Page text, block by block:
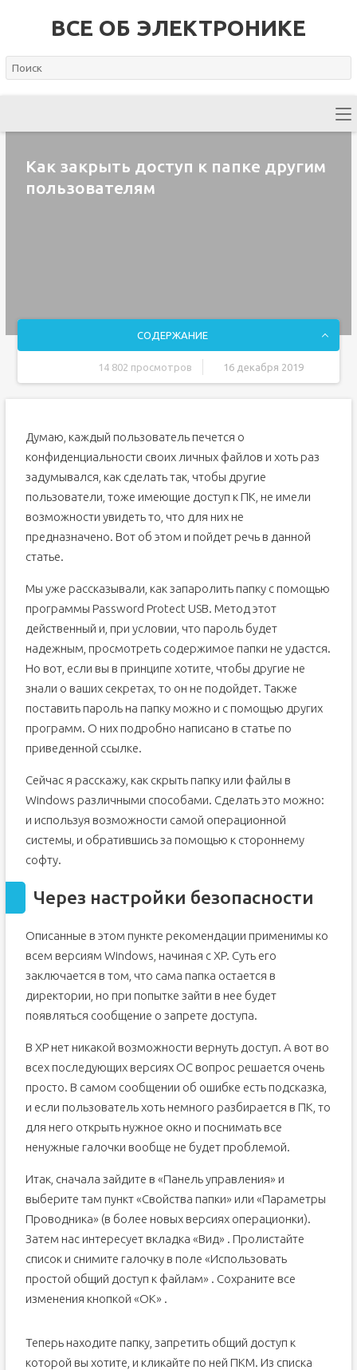
ВСЕ ОБ ЭЛЕКТРОНИКЕ
Как закрыть доступ к папке другим
пользователям
СОДЕРЖАНИЕ
14 802 просмотров 16 декабря 2019
С помощью программ
Anvide Seal Folder
DeEgger Embedder
Ограничение доступа к файлам и папкам встроенными
средствами Windows.
Изменение прав доступа групп [запрет]:
Думаю, каждый пользователь печется о
конфиденциальности своих личных файлов и хоть раз
задумывался, как сделать так, чтобы другие
пользователи, тоже имеющие доступ к ПК, не имели
возможности увидеть то, что для них не
предназначено. Вот об этом и пойдет речь в данной
статье.
Мы уже рассказывали, как запаролить папку с помощью
программы Password Protect USB. Метод этот
действенный и, при условии, что пароль будет
надежным, просмотреть содержимое папки не удастся.
Но вот, если вы в принципе хотите, чтобы другие не
знали о ваших секретах, то он не подойдет. Также
поставить пароль на папку можно и с помощью других
программ. О них подробно написано в статье по
приведенной ссылке.
Сейчас я расскажу, как скрыть папку или файлы в
Windows различными способами. Сделать это можно:
и используя возможности самой операционной
системы, и обратившись за помощью к стороннему
софту.
Через настройки безопасности
Описанные в этом пункте рекомендации применимы ко
всем версиям Windows, начиная с XP. Суть его
заключается в том, что сама папка остается в
директории, но при попытке зайти в нее будет
появляться сообщение о запрете доступа.
В XP нет никакой возможности вернуть доступ. А вот во
всех последующих версиях ОС вопрос решается очень
просто. В самом сообщении об ошибке есть подсказка,
и если пользователь хоть немного разбирается в ПК, то
для него открыть нужное окно и поснимать все
ненужные галочки вообще не будет проблемой.
Итак, сначала зайдите в «Панель управления» и
выберите там пункт «Свойства папки» или «Параметры
Проводника» (в более новых версиях операционки).
Затем нас интересует вкладка «Вид» . Пролистайте
список и снимите галочку в поле «Использовать
простой общий доступ к файлам» . Сохраните все
изменения кнопкой «ОК» .
Теперь находите папку, запретить общий доступ к
которой вы хотите, и кликайте по ней ПКМ. Из списка